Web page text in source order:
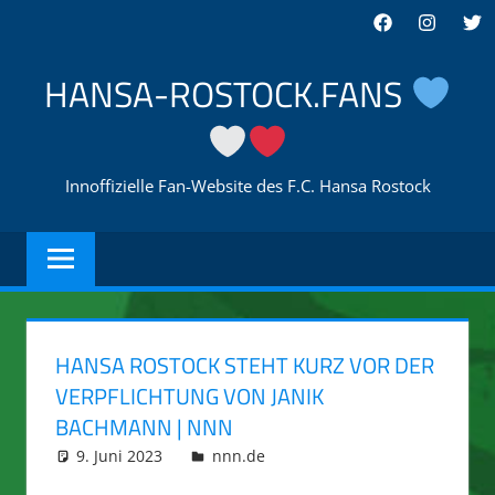
springen
Facebook
HANSA-ROSTOCK.FANS
Innoffizielle Fan-Website des F.C. Hansa Rostock
HANSA ROSTOCK STEHT KURZ VOR DER
VERPFLICHTUNG VON JANIK
BACHMANN | NNN
9. Juni 2023 integromat
nnn.de